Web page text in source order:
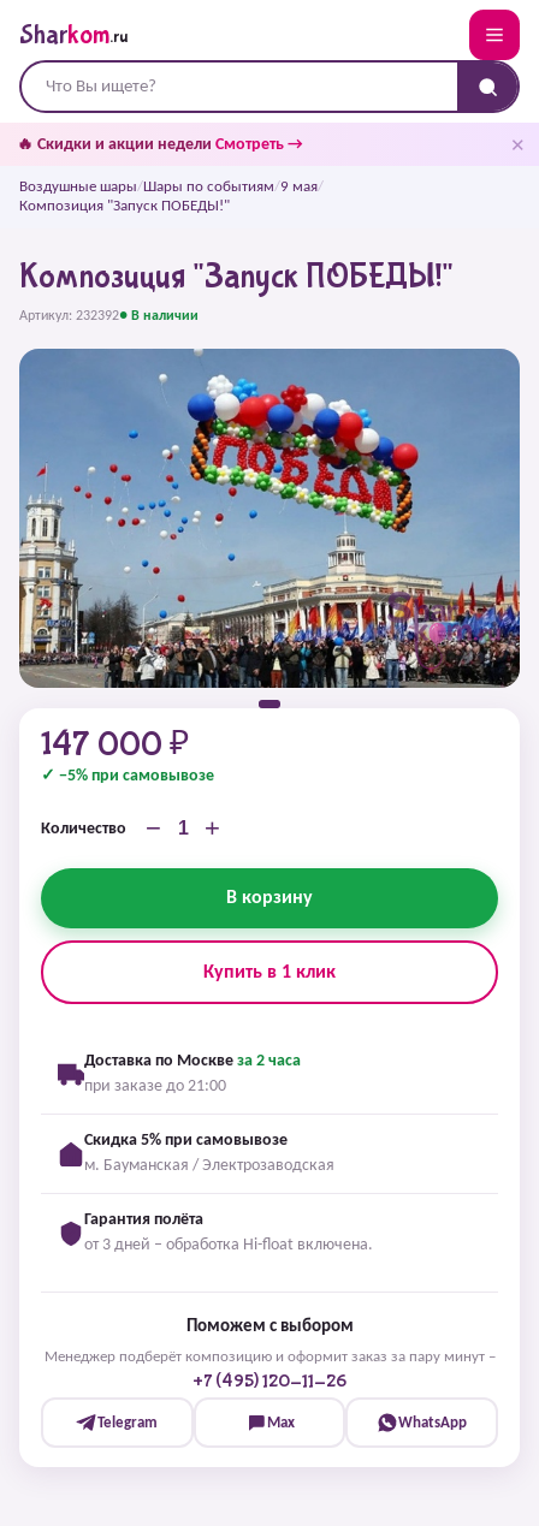
Sharkom.ru
🔥 Скидки и акции недели Смотреть → ✕
Воздушные шары/Шары по событиям/9 мая/
Композиция "Запуск ПОБЕДЫ!"
Композиция "Запуск ПОБЕДЫ!"
Артикул: 232392● В наличии
147 000 ₽
✓ −5% при самовывозе
Количество − +
В корзину
Купить в 1 клик
Доставка по Москве за 2 часа
при заказе до 21:00
Скидка 5% при самовывозе
м. Бауманская / Электрозаводская
Гарантия полёта
от 3 дней – обработка Hi-float включена.
Поможем с выбором
Менеджер подберёт композицию и оформит заказ за пару минут –
+7 (495) 120-11-26
Telegram Max WhatsApp